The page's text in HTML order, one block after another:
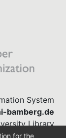
System
bamberg.de
Library
863-1568
for the